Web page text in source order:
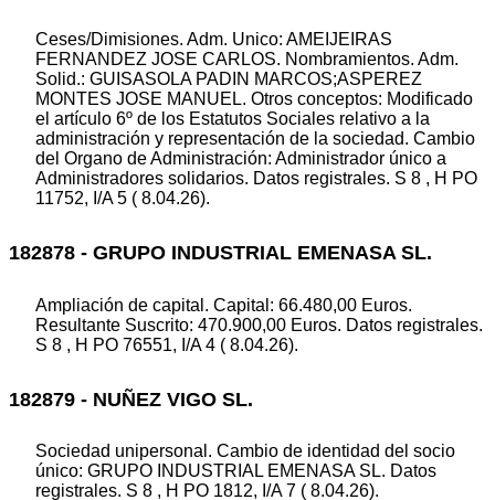
Ceses/Dimisiones. Adm. Unico: AMEIJEIRAS
FERNANDEZ JOSE CARLOS. Nombramientos. Adm.
Solid.: GUISASOLA PADIN MARCOS;ASPEREZ
MONTES JOSE MANUEL. Otros conceptos: Modificado
el artículo 6º de los Estatutos Sociales relativo a la
administración y representación de la sociedad. Cambio
del Organo de Administración: Administrador único a
Administradores solidarios. Datos registrales. S 8 , H PO
11752, I/A 5 ( 8.04.26).
182878 - GRUPO INDUSTRIAL EMENASA SL.
Ampliación de capital. Capital: 66.480,00 Euros.
Resultante Suscrito: 470.900,00 Euros. Datos registrales.
S 8 , H PO 76551, I/A 4 ( 8.04.26).
182879 - NUÑEZ VIGO SL.
Sociedad unipersonal. Cambio de identidad del socio
único: GRUPO INDUSTRIAL EMENASA SL. Datos
registrales. S 8 , H PO 1812, I/A 7 ( 8.04.26).